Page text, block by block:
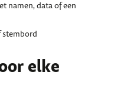
namen, data of een
stembord
elke